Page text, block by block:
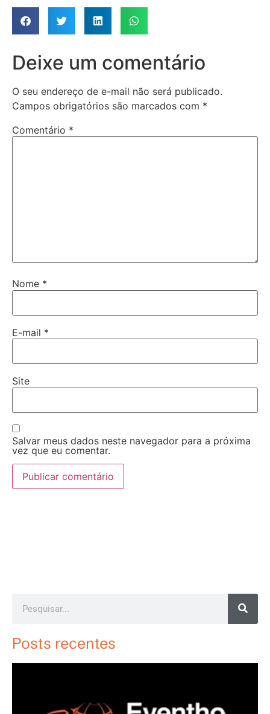
Deixe um comentário
O seu endereço de e-mail não será publicado.
Campos obrigatórios são marcados com *
Comentário *
Nome *
E-mail *
Site
Salvar meus dados neste navegador para a próxima
vez que eu comentar.
Posts recentes